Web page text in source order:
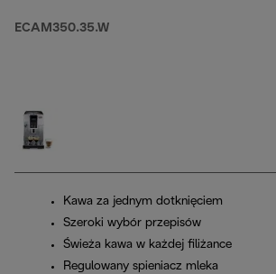
ECAM350.35.W
Kawa za jednym dotknięciem
Szeroki wybór przepisów
Świeża kawa w każdej filiżance
Regulowany spieniacz mleka